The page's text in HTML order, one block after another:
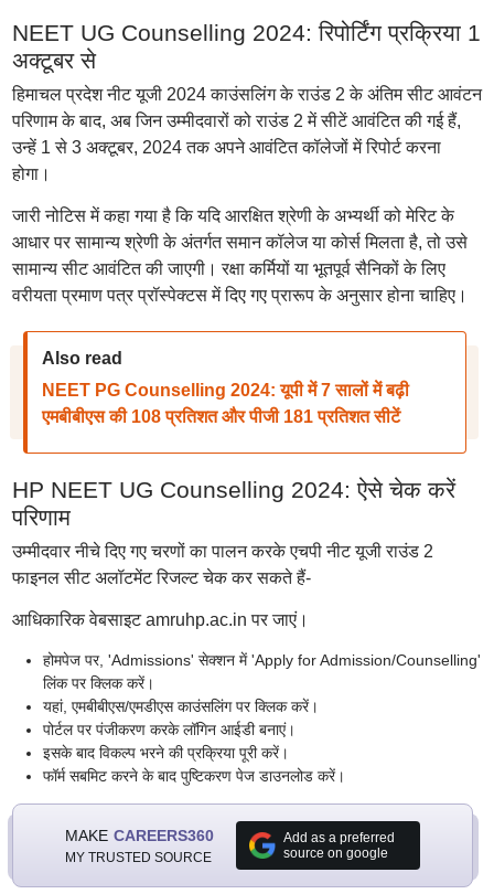
NEET UG Counselling 2024: रिपोर्टिंग प्रक्रिया 1
अक्टूबर से
हिमाचल प्रदेश नीट यूजी 2024 काउंसलिंग के राउंड 2 के अंतिम सीट आवंटन
परिणाम के बाद, अब जिन उम्मीदवारों को राउंड 2 में सीटें आवंटित की गई हैं,
उन्हें 1 से 3 अक्टूबर, 2024 तक अपने आवंटित कॉलेजों में रिपोर्ट करना
होगा।
जारी नोटिस में कहा गया है कि यदि आरक्षित श्रेणी के अभ्यर्थी को मेरिट के
आधार पर सामान्य श्रेणी के अंतर्गत समान कॉलेज या कोर्स मिलता है, तो उसे
सामान्य सीट आवंटित की जाएगी। रक्षा कर्मियों या भूतपूर्व सैनिकों के लिए
वरीयता प्रमाण पत्र प्रॉस्पेक्टस में दिए गए प्रारूप के अनुसार होना चाहिए।
Also read
NEET PG Counselling 2024: यूपी में 7 सालों में बढ़ी
एमबीबीएस की 108 प्रतिशत और पीजी 181 प्रतिशत सीटें
HP NEET UG Counselling 2024: ऐसे चेक करें
परिणाम
उम्मीदवार नीचे दिए गए चरणों का पालन करके एचपी नीट यूजी राउंड 2
फाइनल सीट अलॉटमेंट रिजल्ट चेक कर सकते हैं-
आधिकारिक वेबसाइट amruhp.ac.in पर जाएं।
होमपेज पर, 'Admissions' सेक्शन में 'Apply for Admission/Counselling'
लिंक पर क्लिक करें।
यहां, एमबीबीएस/एमडीएस काउंसलिंग पर क्लिक करें।
पोर्टल पर पंजीकरण करके लॉगिन आईडी बनाएं।
इसके बाद विकल्प भरने की प्रक्रिया पूरी करें।
फॉर्म सबमिट करने के बाद पुष्टिकरण पेज डाउनलोड करें।
MAKE CAREERS360
MY TRUSTED SOURCE
Add as a preferred
source on google